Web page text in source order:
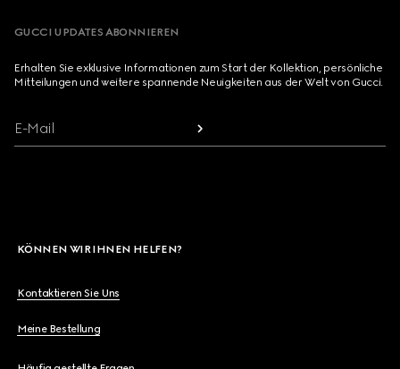
GUCCI UPDATES ABONNIEREN
Erhalten Sie exklusive Informationen zum Start der Kollektion, persönliche
Mitteilungen und weitere spannende Neuigkeiten aus der Welt von Gucci.
E-Mail
KÖNNEN WIR IHNEN HELFEN?
Kontaktieren Sie Uns
Meine Bestellung